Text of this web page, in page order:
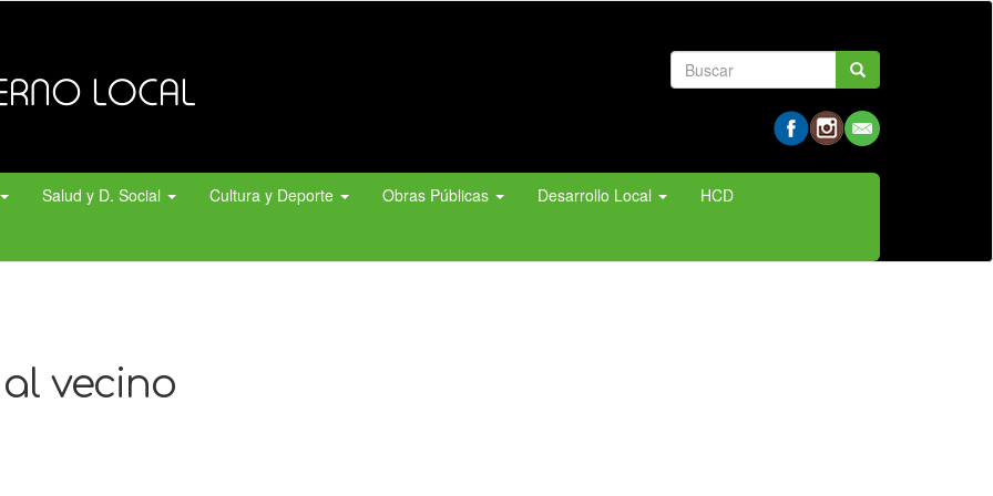
Formulario
búsqueda
Salud y D. Social Cultura y Deporte Obras Públicas Desarrollo Local
HCD
vecino